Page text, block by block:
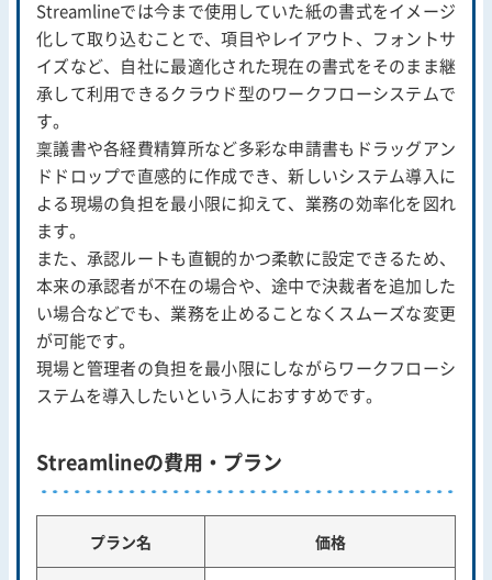
Streamlineでは今まで使用していた紙の書式をイメージ
化して取り込むことで、項目やレイアウト、フォントサ
イズなど、自社に最適化された現在の書式をそのまま継
承して利用できるクラウド型のワークフローシステムで
す。
稟議書や各経費精算所など多彩な申請書もドラッグアン
ドドロップで直感的に作成でき、新しいシステム導入に
よる現場の負担を最小限に抑えて、業務の効率化を図れ
ます。
また、承認ルートも直観的かつ柔軟に設定できるため、
本来の承認者が不在の場合や、途中で決裁者を追加した
い場合などでも、業務を止めることなくスムーズな変更
が可能です。
現場と管理者の負担を最小限にしながらワークフローシ
ステムを導入したいという人におすすめです。
Streamlineの費用・プラン
プラン名 価格